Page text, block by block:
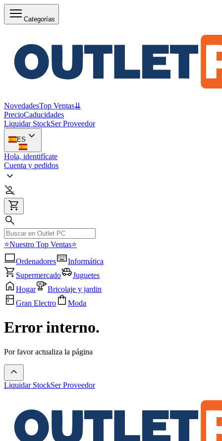
Categorías
NovedadesTop Ventas⇊
PrecioCaducidades
Liquidar StockSer Proveedor
ES
Hola, identifícate
Cuenta y pedidos
⭐Nuestro Top Ventas⭐
Ordenadores
Informática
Supermercado
Juguetes
Hogar
Bricolaje y jardin
Gran Electro
Moda
Error interno.
Por favor actualiza la página
Liquidar StockSer Proveedor